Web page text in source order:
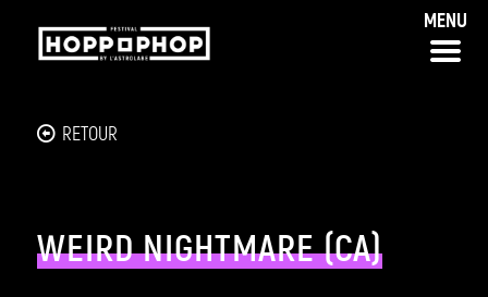
RETOUR
WEIRD NIGHTMARE (CA)
MENU